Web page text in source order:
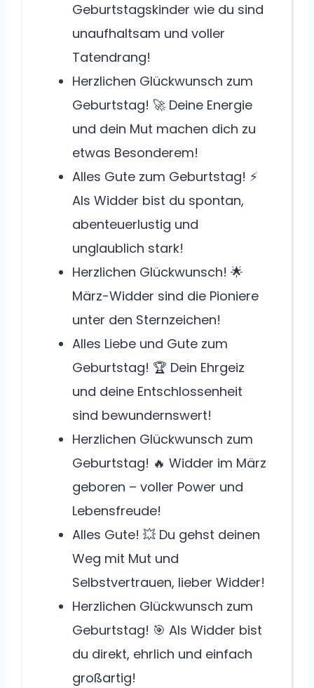
Geburtstagskinder wie du sind
unaufhaltsam und voller
Tatendrang!
Herzlichen Glückwunsch zum
Geburtstag! 🚀 Deine Energie
und dein Mut machen dich zu
etwas Besonderem!
Alles Gute zum Geburtstag! ⚡
Als Widder bist du spontan,
abenteuerlustig und
unglaublich stark!
Herzlichen Glückwunsch! 🌟
März-Widder sind die Pioniere
unter den Sternzeichen!
Alles Liebe und Gute zum
Geburtstag! 🏆 Dein Ehrgeiz
und deine Entschlossenheit
sind bewundernswert!
Herzlichen Glückwunsch zum
Geburtstag! 🔥 Widder im März
geboren – voller Power und
Lebensfreude!
Alles Gute! 💥 Du gehst deinen
Weg mit Mut und
Selbstvertrauen, lieber Widder!
Herzlichen Glückwunsch zum
Geburtstag! 🎯 Als Widder bist
du direkt, ehrlich und einfach
großartig!